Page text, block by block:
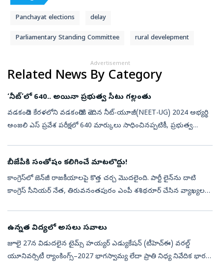
Panchayat elections delay
Parliamentary Standing Committee rural develepment
Advertisement
Related News By Category
‘నీట్‌’లో 640.. అయినా ప్రభుత్వ సీటు గల్లంతు
వడకంచెరి: కేరళలోని వడకంచెరికి చెందిన నీట్-యూజీ(NEET-UG) 2024 అభ్యర్థి
అంజలి ఎస్ ప్రవేశ పరీక్షలో 640 మార్కులు సాధించినప్పటికీ, ప్రభుత్వ
బీజేపీకి సంతోషం కలిగించే మాటలొద్దు!
కాంగ్రెస్‌లో జెన్‌జీ రాజకీయాలపై కొత్త చర్చ మొదలైంది. పార్టీ లైన్‌ను దాటి
కాంగ్రెస్‌ సీనియర్‌ నేత, తిరువనంతపురం ఎంపీ శశిథరూర్‌ చేసిన వ్యాఖ్యలపై
ఉన్నత విద్యలో అసలు సవాలు
జూలై 27న విడుదలైన టైమ్స్‌ హయ్యర్‌ ఎడ్యుకేషన్‌ (టీహెచ్‌ఈ) వరల్డ్‌
యూనివర్సిటీ ర్యాంకింగ్స్‌–2027 భాగస్వామ్య లేదా ప్రాతి నిధ్య నివేదిక భారత